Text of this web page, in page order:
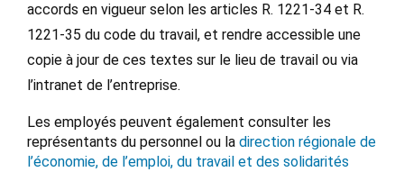
accords en vigueur selon les articles R. 1221-34 et R.
1221-35 du code du travail, et rendre accessible une
copie à jour de ces textes sur le lieu de travail ou via
l’intranet de l’entreprise.
Les employés peuvent également consulter les
représentants du personnel ou la direction régionale de
l’économie, de l’emploi, du travail et des solidarités